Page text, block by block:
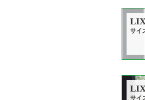
サイ
サイ